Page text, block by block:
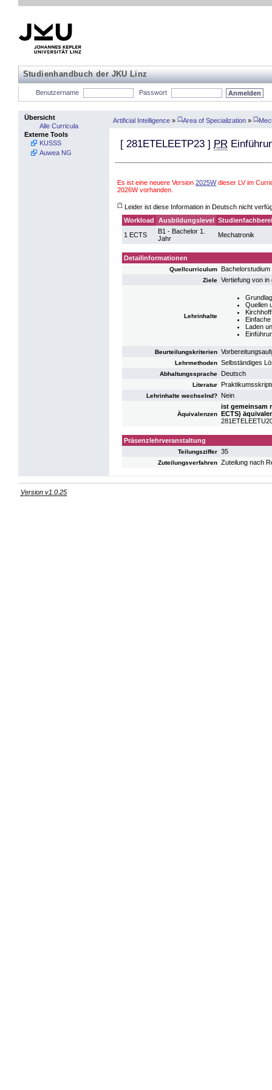
Studienhandbuch der JKU Linz
Benutzername Passwort
Übersicht
Alle Curricula
Externe Tools
KUSSS
Auwea NG
Artificial Intelligence » (*)Area of Specialization » (*)
[ 281ETELEETP23 ] PR
Es ist eine neuere Version 2025Wdieser LV im
2026W vorhanden.
(*) Leider ist diese Information in Deutsch nicht
Workload
Ausbildungslevel
1 ECTS
B1 - Bachelor 1.
Jahr
Mechatronik
Detailinformationen
Quellcurriculum
Ziele Vertiefung von
Lehrinhalte
Quellen
Laden
Beurteilungskriterien
Lehrmethoden Selbständiges
Abhaltungssprache Deutsch
Literatur
Lehrinhalte wechselnd? Nein
Äquivalenzen
ist gemeinsam
ECTS)
Präsenzlehrveranstaltung
Teilungsziffer 35
Zuteilungsverfahren Zuteilung nach
Version v1.0.25